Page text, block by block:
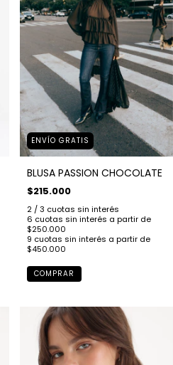
ENVÍO GRATIS
BLUSA PASSION CHOCOLATE
$215.000
COMPRAR